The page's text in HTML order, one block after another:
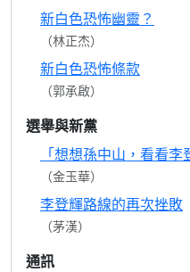
新白色恐怖幽靈？
（林正杰）
新白色恐怖條款
（郭承啟）
選舉與新黨
「想想孫中山，看看李
（金玉華）
李登輝路線的再次挫敗
（茅漢）
通訊